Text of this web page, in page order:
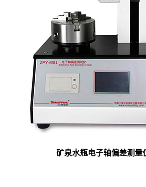
矿泉水瓶电子轴偏差测量